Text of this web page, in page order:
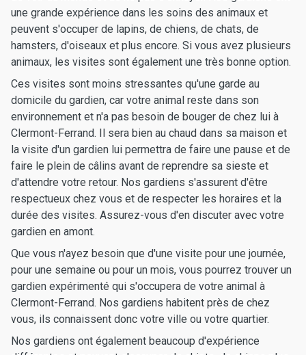
une grande expérience dans les soins des animaux et
peuvent s'occuper de lapins, de chiens, de chats, de
hamsters, d'oiseaux et plus encore. Si vous avez plusieurs
animaux, les visites sont également une très bonne option.
Ces visites sont moins stressantes qu'une garde au
domicile du gardien, car votre animal reste dans son
environnement et n'a pas besoin de bouger de chez lui à
Clermont-Ferrand. Il sera bien au chaud dans sa maison et
la visite d'un gardien lui permettra de faire une pause et de
faire le plein de câlins avant de reprendre sa sieste et
d'attendre votre retour. Nos gardiens s'assurent d'être
respectueux chez vous et de respecter les horaires et la
durée des visites. Assurez-vous d'en discuter avec votre
gardien en amont.
Que vous n'ayez besoin que d'une visite pour une journée,
pour une semaine ou pour un mois, vous pourrez trouver un
gardien expérimenté qui s'occupera de votre animal à
Clermont-Ferrand. Nos gardiens habitent près de chez
vous, ils connaissent donc votre ville ou votre quartier.
Nos gardiens ont également beaucoup d'expérience